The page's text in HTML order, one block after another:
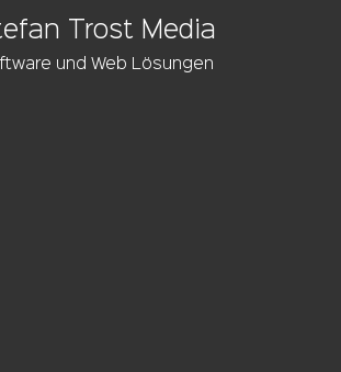
Trost Media
und Web Lösungen